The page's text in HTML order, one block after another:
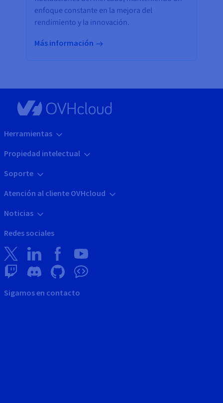
enfoque constante en la mejora del
rendimiento y la innovación.
Más información
Herramientas
Propiedad intelectual
Soporte
Atención al cliente OVHcloud
Noticias
Redes sociales
Sigamos en contacto